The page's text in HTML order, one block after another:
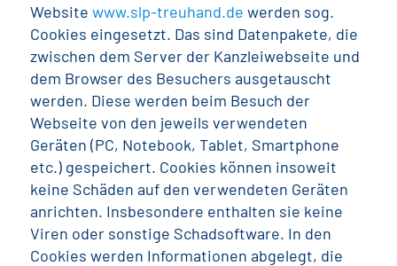
Website www.slp-treuhand.de werden sog.
Cookies eingesetzt. Das sind Datenpakete, die
zwischen dem Server der Kanzleiwebseite und
dem Browser des Besuchers ausgetauscht
werden. Diese werden beim Besuch der
Webseite von den jeweils verwendeten
Geräten (PC, Notebook, Tablet, Smartphone
etc.) gespeichert. Cookies können insoweit
keine Schäden auf den verwendeten Geräten
anrichten. Insbesondere enthalten sie keine
Viren oder sonstige Schadsoftware. In den
Cookies werden Informationen abgelegt, die